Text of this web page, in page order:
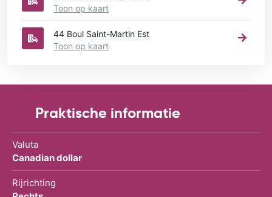
Toon op kaart
44 Boul Saint-Martin Est
Toon op kaart
Praktische informatie
Valuta
Canadian dollar
Rijrichting